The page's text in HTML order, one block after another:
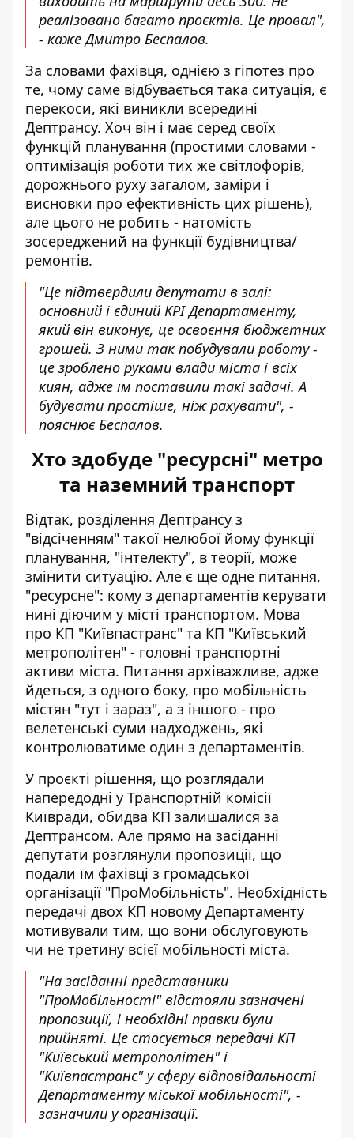
реалізовано багато проєктів. Це провал",
- каже Дмитро Беспалов.
За словами фахівця, однією з гіпотез про
те, чому саме відбувається така ситуація, є
перекоси, які виникли всередині
Дептрансу. Хоч він і має серед своїх
функцій планування (простими словами -
оптимізація роботи тих же світлофорів,
дорожнього руху загалом, заміри і
висновки про ефективність цих рішень),
але цього не робить - натомість
зосереджений на функції будівництва/
ремонтів.
"Це підтвердили депутати в залі:
основний і єдиний KPI Департаменту,
який він виконує, це освоєння бюджетних
грошей. З ними так побудували роботу -
це зроблено руками влади міста і всіх
киян, адже їм поставили такі задачі. А
будувати простіше, ніж рахувати", -
пояснює Беспалов.
Хто здобуде "ресурсні" метро
та наземний транспорт
Відтак, розділення Дептрансу з
"відсіченням" такої нелюбої йому функції
планування, "інтелекту", в теорії, може
змінити ситуацію. Але є ще одне питання,
"ресурсне": кому з департаментів керувати
нині діючим у місті транспортом. Мова
про КП "Київпастранс" та КП "Київський
метрополітен" - головні транспортні
активи міста. Питання архіважливе, адже
йдеться, з одного боку, про мобільність
містян "тут і зараз", а з іншого - про
велетенські суми надходжень, які
контролюватиме один з департаментів.
У проєкті рішення, що розглядали
напередодні у Транспортній комісії
Київради, обидва КП залишалися за
Дептрансом. Але прямо на засіданні
депутати розглянули пропозиції, що
подали їм фахівці з громадської
організації "ПроМобільність". Необхідність
передачі двох КП новому Департаменту
мотивували тим, що вони обслуговують
чи не третину всієї мобільності міста.
"На засіданні представники
"ПроМобільності" відстояли зазначені
пропозиції, і необхідні правки були
прийняті. Це стосується передачі КП
"Київський метрополітен" і
"Київпастранс" у сферу відповідальності
Департаменту міської мобільності", -
зазначили у організації.